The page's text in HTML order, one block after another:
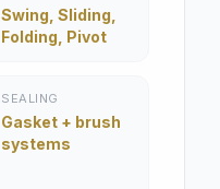
Swing, Sliding,
Folding, Pivot
SEALING
Gasket + brush
systems